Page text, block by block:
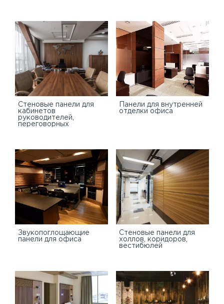
Стеновые панели для
кабинетов
руководителей,
переговорных
Панели для внутренней
отделки офиса
Звукопоглощающие
панели для офиса
Стеновые панели для
холлов, коридоров,
вестибюлей